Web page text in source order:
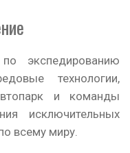
экспедированию
технологии,
и команды
исключительных
всему миру.